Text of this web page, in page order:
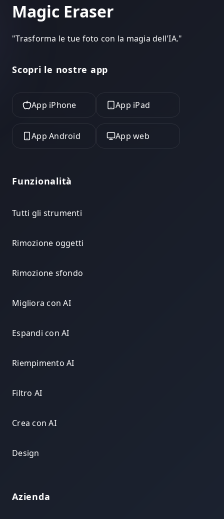
Magic Eraser
"Trasforma le tue foto con la magia dell'IA."
Scopri le nostre app
App iPhone App iPad
App Android App web
Funzionalità
Tutti gli strumenti
Rimozione oggetti
Rimozione sfondo
Migliora con AI
Espandi con AI
Riempimento AI
Filtro AI
Crea con AI
Design
Azienda